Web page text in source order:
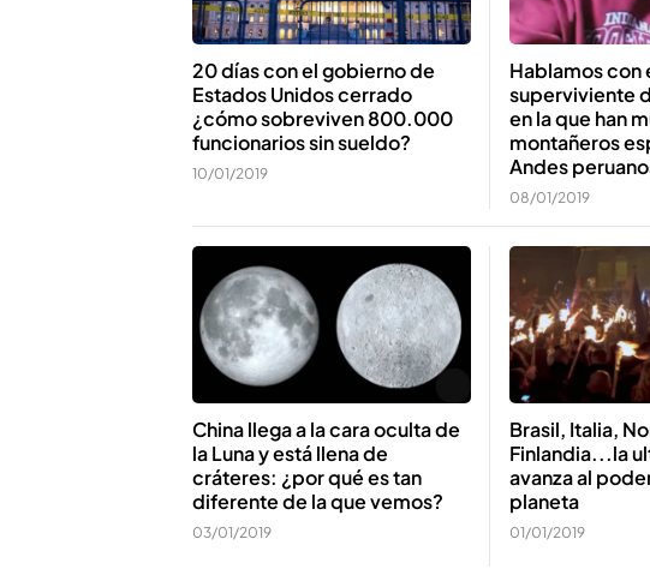
20 días con el gobierno de
Estados Unidos cerrado
¿cómo sobreviven 800.000
funcionarios sin sueldo?
10/01/2019
Hablamos con
superviviente
en la que han
montañeros
Andes
08/01/2019
China llega a la cara oculta de
la Luna y está llena de
cráteres: ¿por qué es tan
diferente de la que vemos?
03/01/2019
Brasil, Italia,
Finlandia...la
avanza al
planeta
01/01/2019